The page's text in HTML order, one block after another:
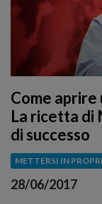
Come aprire
La ricetta di
di successo
METTERSI IN
28/06/2017